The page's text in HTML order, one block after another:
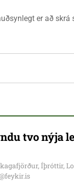
er að
tvo nýja
Íþróttir,